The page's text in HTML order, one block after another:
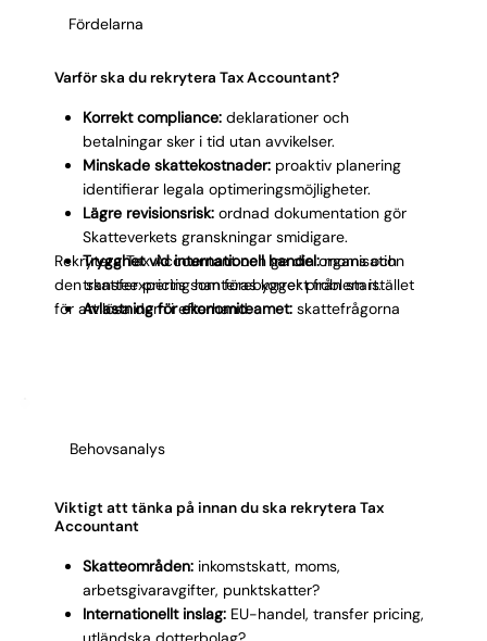
Fördelarna
Varför ska du rekrytera Tax Accountant?
Korrekt compliance:deklarationer och
betalningar sker i tid utan avvikelser.
Minskade skattekostnader:proaktiv planering
identifierar legala optimeringsmöjligheter.
Lägre revisionsrisk:ordnad dokumentation gör
Skatteverkets granskningar smidigare.
Trygghet vid internationell handel:moms och
transfer pricing hanteras korrekt från start.
Avlastning för ekonomiteamet:skattefrågorna
Rekrytera Tax Accountant och ge din organisation
den skatteexpertis som förebygger problem istället
för att lösa dem i efterhand.
Behovsanalys
Viktigt att tänka på innan du ska rekrytera Tax
Accountant
Skatteområden:inkomstskatt, moms,
arbetsgivaravgifter, punktskatter?
Internationellt inslag:EU-handel, transfer pricing,